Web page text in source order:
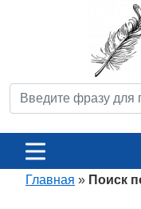
Главная » Поиск